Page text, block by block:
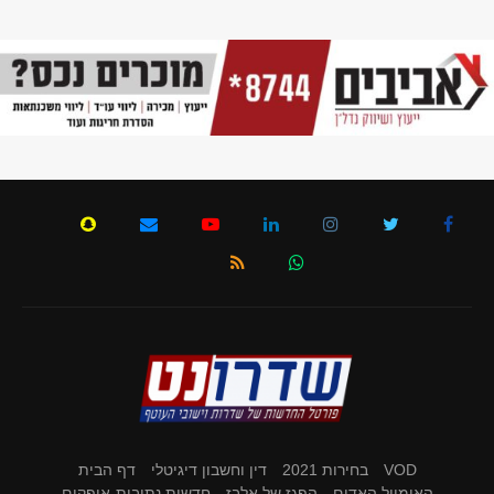
VOD בחירות 2021 דין וחשבון דיגיטלי
דף הבית